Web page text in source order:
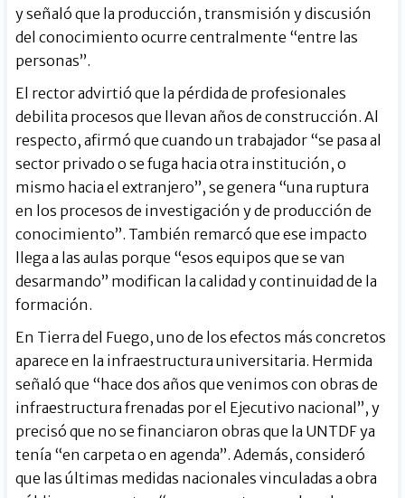
y señaló que la producción, transmisión y discusión
del conocimiento ocurre centralmente “entre las
personas”.
El rector advirtió que la pérdida de profesionales
debilita procesos que llevan años de construcción. Al
respecto, afirmó que cuando un trabajador “se pasa al
sector privado o se fuga hacia otra institución, o
mismo hacia el extranjero”, se genera “una ruptura
en los procesos de investigación y de producción de
conocimiento”. También remarcó que ese impacto
llega a las aulas porque “esos equipos que se van
desarmando” modifican la calidad y continuidad de la
formación.
En Tierra del Fuego, uno de los efectos más concretos
aparece en la infraestructura universitaria. Hermida
señaló que “hace dos años que venimos con obras de
infraestructura frenadas por el Ejecutivo nacional”, y
precisó que no se financiaron obras que la UNTDF ya
tenía “en carpeta o en agenda”. Además, consideró
que las últimas medidas nacionales vinculadas a obra